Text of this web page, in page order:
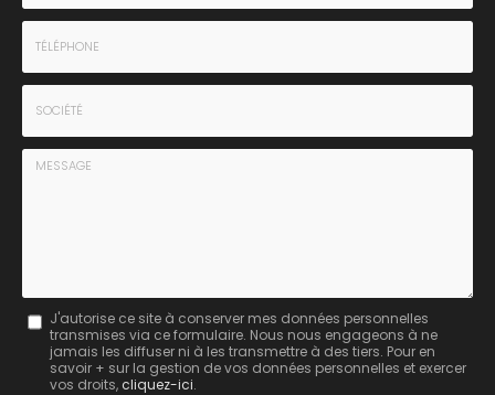
Prénom
*
Email
*
Tél.
*
Société
Message
J'autorise ce site à conserver mes données personnelles
transmises via ce formulaire. Nous nous engageons à ne
jamais les diffuser ni à les transmettre à des tiers. Pour en
savoir + sur la gestion de vos données personnelles et exercer
vos droits, cliquez-ici.